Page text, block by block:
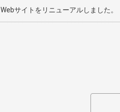
Webサイトをリニューアルしました。